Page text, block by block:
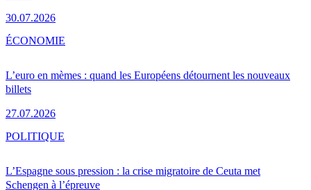
30.07.2026
L’euro en mèmes : quand les Européens détournent les nouveaux
billets
27.07.2026
ÉCONOMIE
L’Espagne sous pression : la crise migratoire de Ceuta met
Schengen à l’épreuve
POLITIQUE